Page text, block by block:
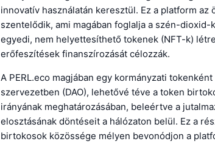
innovatív használatán keresztül. Ez a platform
szentelődik, ami magában foglalja a szén-
egyedi, nem helyettesíthető tokenek (NFT-k)
erőfeszítések finanszírozását célozzák.
A PERL.eco magjában egy kormányzati
szervezetben (DAO), lehetővé téve a token
irányának meghatározásában, beleértve a
elosztásának döntéseit a hálózaton belül. Ez a
birtokosok közössége mélyen bevonódjon a